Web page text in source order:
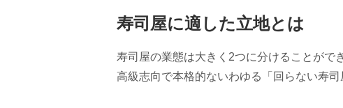
寿司屋に適した立地とは
寿司屋の業態は大きく2つに分けることがで
高級志向で本格的ないわゆる「回らない寿司